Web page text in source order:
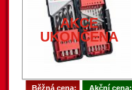
AKCE
UKONČENA
Běžná cena: Akční cena: